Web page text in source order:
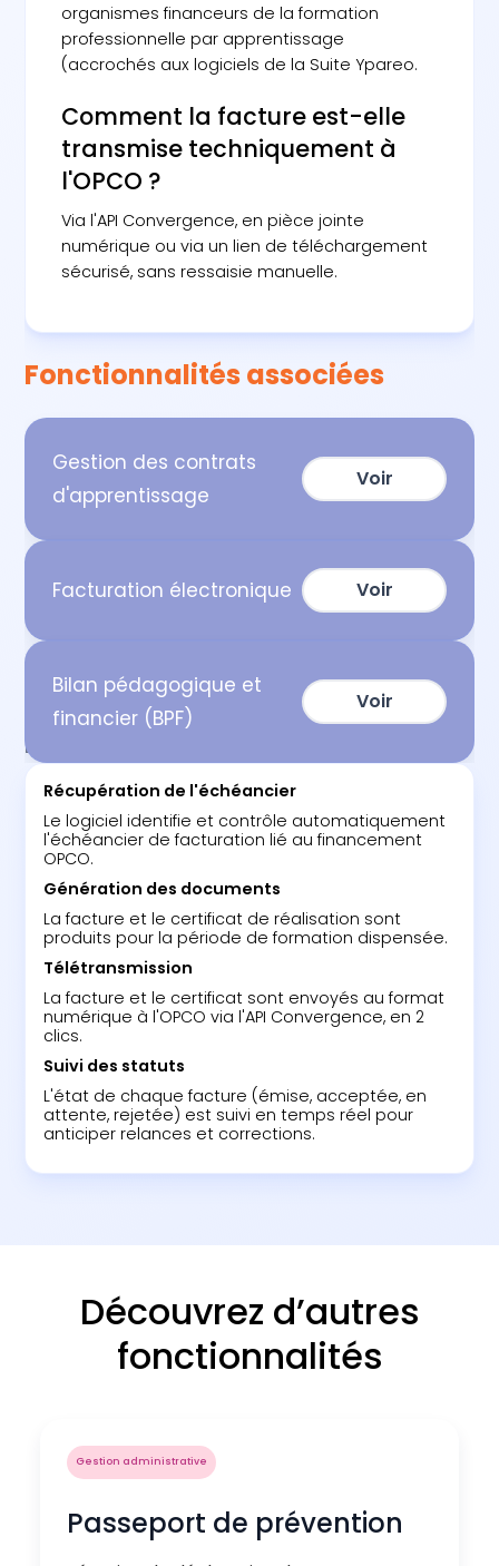
ETAPES
Récupération de l'échéancier
Le logiciel identifie et contrôle automatiquement
l'échéancier de facturation lié au financement
OPCO.
Génération des documents
La facture et le certificat de réalisation sont
produits pour la période de formation dispensée.
Télétransmission
La facture et le certificat sont envoyés au format
numérique à l'OPCO via l'API Convergence, en 2
clics.
Suivi des statuts
L'état de chaque facture (émise, acceptée, en
attente, rejetée) est suivi en temps réel pour
anticiper relances et corrections.
organismes financeurs de la formation
professionnelle par apprentissage
(accrochés aux logiciels de la Suite Ypareo.
Comment la facture est-elle
transmise techniquement à
l'OPCO ?
Via l'API Convergence, en pièce jointe
numérique ou via un lien de téléchargement
sécurisé, sans ressaisie manuelle.
Fonctionnalités associées
Gestion des contrats
d'apprentissage
Voir
Facturation électronique Voir
Bilan pédagogique et
financier (BPF)
Voir
Découvrez d’autres
fonctionnalités
Gestion administrative
Passeport de prévention